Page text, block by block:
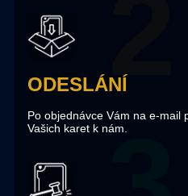
ODESLÁNÍ
Po objednávce Vám na e-mail
Vašich karet k nám.